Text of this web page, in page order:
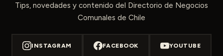
Tips, novedades y contenido del Directorio de Negocios
Comunales de Chile
INSTAGRAM FACEBOOK YOUTUBE